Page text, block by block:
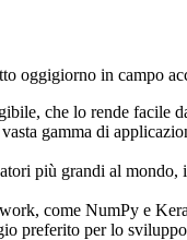
oggigiorno in campo
che lo rende facile
gamma di
più grandi al
come NumPy e
preferito per lo